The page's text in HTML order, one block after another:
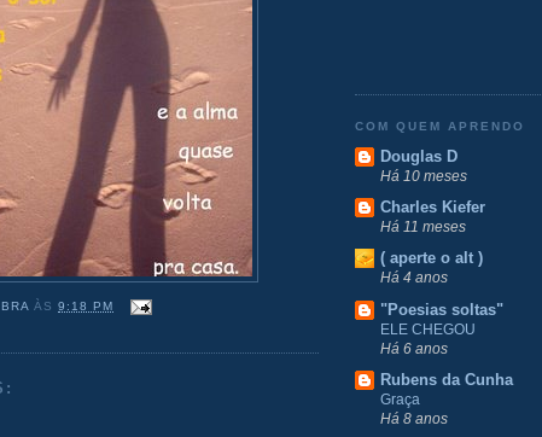
ÀS9:18 PM
COM QUEM APRENDO
Douglas D
Há 10 meses
Charles Kiefer
Há 11 meses
( aperte o alt )
Há 4 anos
"Poesias soltas"
ELE CHEGOU
Há 6 anos
Rubens da Cunha
Graça
Há 8 anos